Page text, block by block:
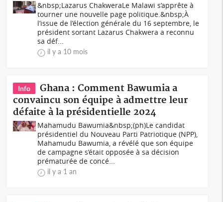
&nbsp;Lazarus ChakweraLe Malawi s’apprête à
tourner une nouvelle page politique.&nbsp;À
l’issue de l’élection générale du 16 septembre, le
président sortant Lazarus Chakwera a reconnu
sa déf...
il y a 10 mois
Info
Ghana : Comment Bawumia a
convaincu son équipe à admettre leur
défaite à la présidentielle 2024
Mahamudu Bawumia&nbsp;(ph)Le candidat
présidentiel du Nouveau Parti Patriotique (NPP),
Mahamudu Bawumia, a révélé que son équipe
de campagne s’était opposée à sa décision
prématurée de concé...
il y a 1 an